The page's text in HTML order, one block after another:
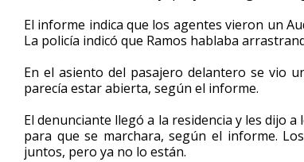
El informe indica que los agentes vieron un
La policía indicó que Ramos hablaba
En el asiento del pasajero delantero se vio
parecía estar abierta, según el informe.
El denunciante llegó a la residencia y les dijo
para que se marchara, según el informe.
juntos, pero ya no lo están.